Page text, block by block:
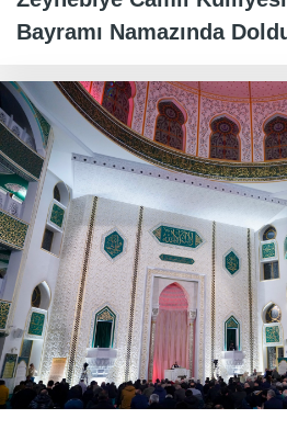
Bayramı Namazında